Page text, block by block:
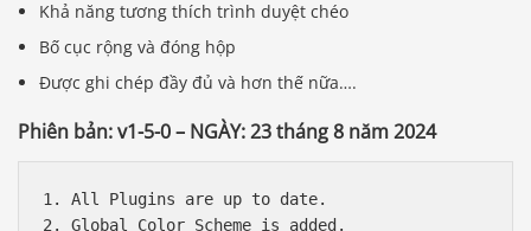
Khả năng tương thích trình duyệt chéo
Bố cục rộng và đóng hộp
Được ghi chép đầy đủ và hơn thế nữa….
Phiên bản: v1-5-0 – NGÀY: 23 tháng 8 năm 2024
1. All Plugins are up to date.